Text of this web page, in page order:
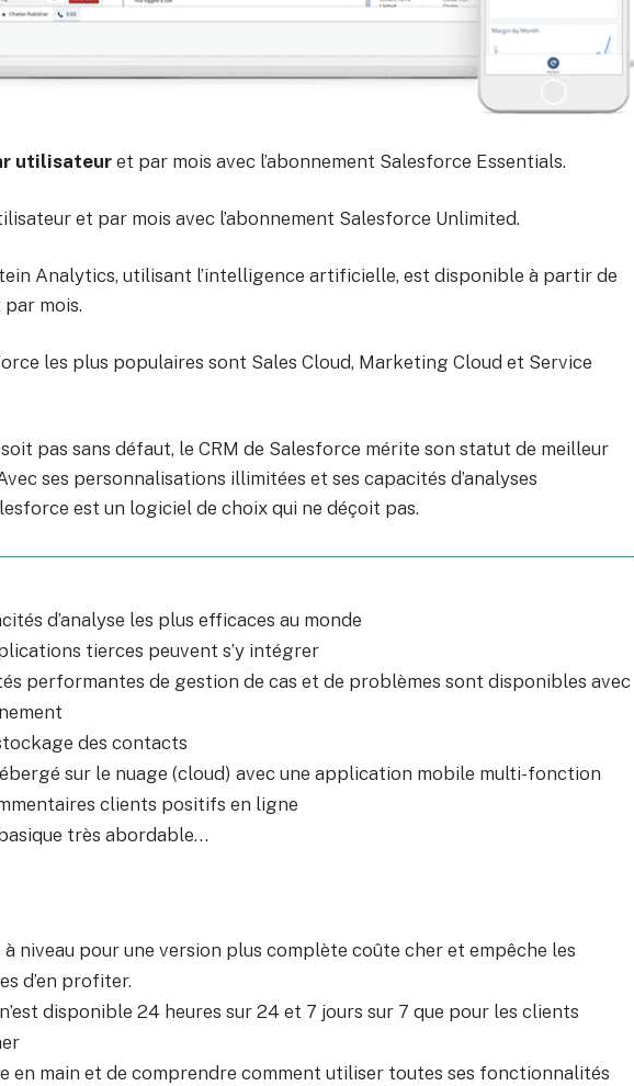
utilisateur et par mois avec l’abonnement Salesforce Essentials.
et par mois avec l’abonnement Salesforce Unlimited.
Analytics, utilisant l’intelligence artificielle, est disponible à partir de
mois.
les plus populaires sont Sales Cloud, Marketing Cloud et Service
soit pas sans défaut, le CRM de Salesforce mérite son statut de meilleur
ses personnalisations illimitées et ses capacités d’analyses
est un logiciel de choix qui ne déçoit pas.
d’analyse les plus efficaces au monde
tierces peuvent s’y intégrer
performantes de gestion de cas et de problèmes sont disponibles avec
des contacts
sur le nuage (cloud) avec une application mobile multi-fonction
clients positifs en ligne
très abordable…
niveau pour une version plus complète coûte cher et empêche les
d’en profiter.
disponible 24 heures sur 24 et 7 jours sur 7 que pour les clients
en main et de comprendre comment utiliser toutes ses fonctionnalités